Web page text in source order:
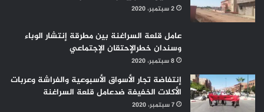
2 سبتمبر، 2020
عامل قلعة السراغنة بين مطرقة إنتشار الوباء
وسندان خطرالإحتقان الإجتماعي
8 سبتمبر، 2020
إنتفاضة تجار الأسواق الأسبوعية والفراشة وعربات
الأكلات الخفيفة ضدعامل قلعة السراغنة
7 سبتمبر، 2020